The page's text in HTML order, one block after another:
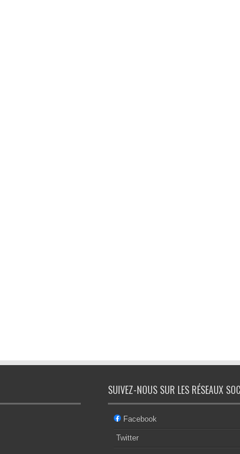
SUIVEZ-NOUS SUR LES RÉSEAUX
Facebook
Twitter